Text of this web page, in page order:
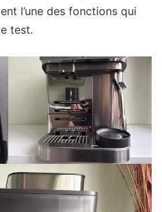
l’une des fonctions qui
test.